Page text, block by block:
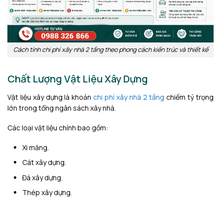
Cách tính chi phí xây nhà 2 tầng theo phong cách kiến trúc và thiết kế
Chất Lượng Vật Liệu Xây Dựng
Vật liệu xây dựng là khoản chi phí xây nhà 2 tầng chiếm tỷ trọng
lớn trong tổng ngân sách xây nhà.
Các loại vật liệu chính bao gồm:
Xi măng.
Cát xây dựng.
Đá xây dựng.
Thép xây dựng.